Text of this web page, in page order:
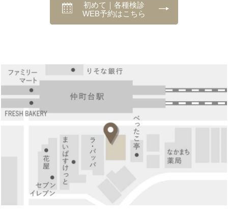
初めて｜各種検診
WEB予約はこちら